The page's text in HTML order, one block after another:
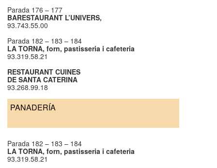
Parada 176 – 177
BARESTAURANT L’UNIVERS,
93.743.55.00
Parada 182 – 183 – 184
LA TORNA, forn, pastisseria i cafeteria
93.319.58.21
RESTAURANT CUINES
DE SANTA CATERINA
93.268.99.18
PANADERÍA
Parada 182 – 183 – 184
LA TORNA, forn, pastisseria i cafeteria
93.319.58.21